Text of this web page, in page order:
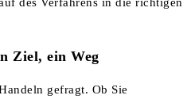
des Verfahrens in die richtigen
Ziel, ein Weg
gefragt. Ob Sie